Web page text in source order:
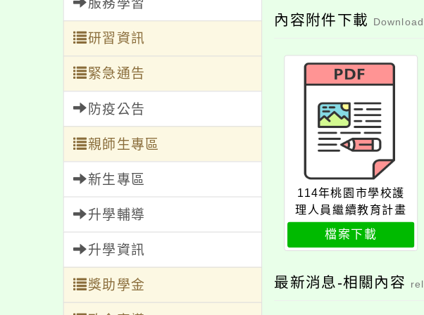
服務學習
研習資訊
緊急通告
防疫公告
親師生專區
新生專區
升學輔導
升學資訊
獎助學金
內容附件下載
114年桃園市學校護
理人員繼續教育計畫
檔案下載
最新消息-相關內容